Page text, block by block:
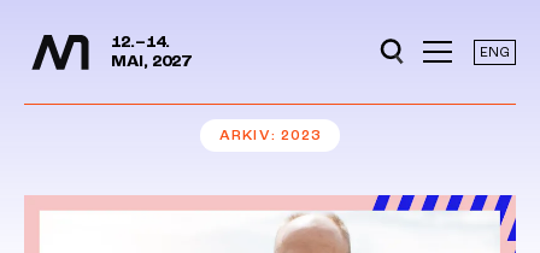
Hopp til hovedinnhold
12.–14.
MAI, 2027
ENG
ARKIV 2023